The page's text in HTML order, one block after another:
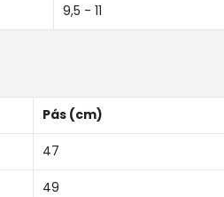
9,5 - 11
Pás (cm)
47
49